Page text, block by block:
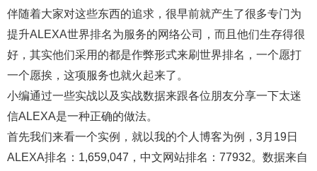
伴随着大家对这些东西的追求，很早前就产生了很多专门为
提升ALEXA世界排名为服务的网络公司，而且他们生存得很
好，其实他们采用的都是作弊形式来刷世界排名，一个愿打
一个愿挨，这项服务也就火起来了。
小编通过一些实战以及实战数据来跟各位朋友分享一下太迷
信ALEXA是一种正确的做法。
首先我们来看一个实例，就以我的个人博客为例，3月19日
ALEXA排名：1,659,047，中文网站排名：77932。数据来自